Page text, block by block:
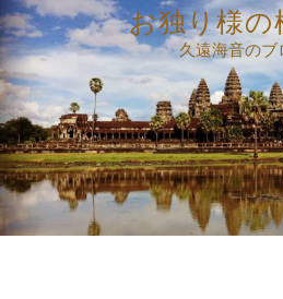
コ
ン
テ
ン
ツ
へ
ス
キ
ッ
お独り様の
久遠海音のブ